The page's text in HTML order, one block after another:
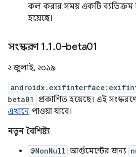
কল করার সময় একটি ব্যতিক্রম
হয়েছে।
সংস্করণ 1.1.0-beta01
২ জুলাই, ২০১৯
beta01
প্রকাশিত হয়েছে। এই
এখানে পাওয়া যাবে।
নতুন বৈশিষ্ট্য
@NonNull আর্গুমেন্টের জন্য